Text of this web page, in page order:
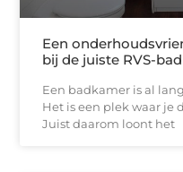
Een
bij de juiste RVS-
Een badkamer is al
Het is een plek waar je
Juist daarom loont het